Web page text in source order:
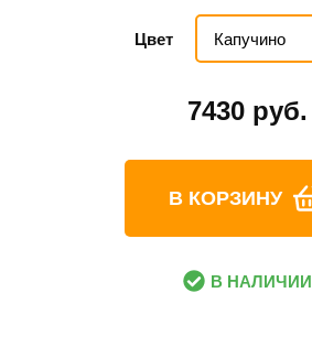
Цвет Капучино
7430 руб.
В КОРЗИНУ
В НАЛИЧИИ